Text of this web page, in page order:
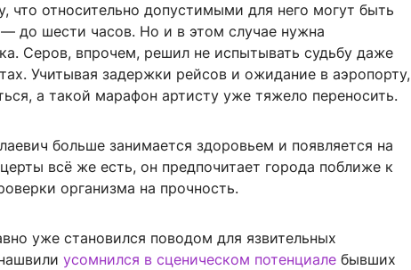
что относительно допустимыми для него могут быть
до шести часов. Но и в этом случае нужна
Серов, впрочем, решил не испытывать судьбу даже
Учитывая задержки рейсов и ожидание в аэропорту,
а такой марафон артисту уже тяжело переносить.
больше занимается здоровьем и появляется на
всё же есть, он предпочитает города поближе к
организма на прочность.
уже становился поводом для язвительных
усомнился в сценическом потенциале бывших